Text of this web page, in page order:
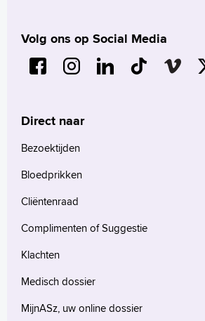
Volg ons op Social Media
Direct naar
Bezoektijden
Bloedprikken
Cliëntenraad
Complimenten of Suggestie
Klachten
Medisch dossier
MijnASz, uw online dossier